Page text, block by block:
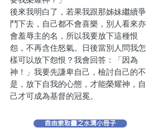
後來我明白了，若果我跟那姊妹繼續爭
鬥下去，自己都不會喜樂，別人看來亦
會羞辱主的名，所以我要放下這種恨
怨，不再含住怒氣。日後當別人問我怎
樣可以放下怨恨？我會回答：「因為
神！」我要先謙卑自己，檢討自己的不
是，放下自我的心態，才能榮耀神，自
己才可成為基督的冠冕。
自由索取靈之水滴小冊子